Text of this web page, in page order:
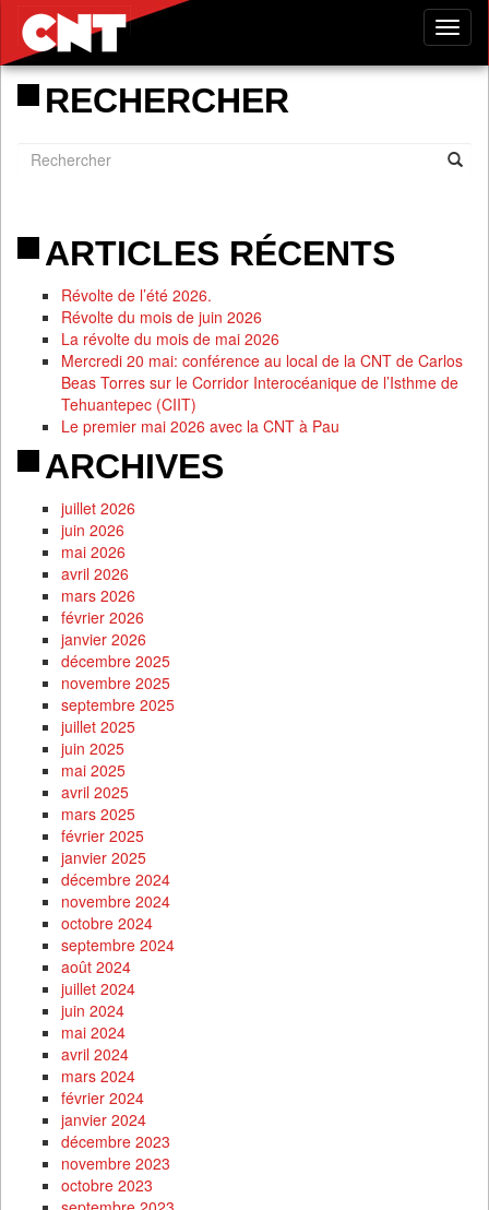
RECHERCHER
ARTICLES RÉCENTS
Révolte de l’été 2026.
Révolte du mois de juin 2026
La révolte du mois de mai 2026
Mercredi 20 mai: conférence au local de la CNT de Carlos
Beas Torres sur le Corridor Interocéanique de l’Isthme de
Tehuantepec (CIIT)
Le premier mai 2026 avec la CNT à Pau
ARCHIVES
juillet 2026
juin 2026
mai 2026
avril 2026
mars 2026
février 2026
janvier 2026
décembre 2025
novembre 2025
septembre 2025
juillet 2025
juin 2025
mai 2025
avril 2025
mars 2025
février 2025
janvier 2025
décembre 2024
novembre 2024
octobre 2024
septembre 2024
août 2024
juillet 2024
juin 2024
mai 2024
avril 2024
mars 2024
février 2024
janvier 2024
décembre 2023
novembre 2023
octobre 2023